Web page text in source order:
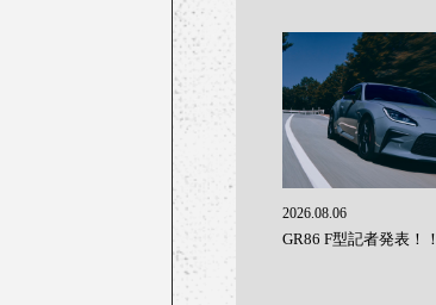
2026.08.06
GR86 F型記者発表！！